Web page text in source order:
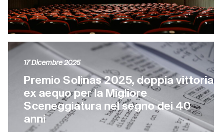
Premio Solinas 2025, doppia vittoria
ex aequo per la Migliore
Sceneggiatura nel segno dei 40
anni
17 Dicembre 2025